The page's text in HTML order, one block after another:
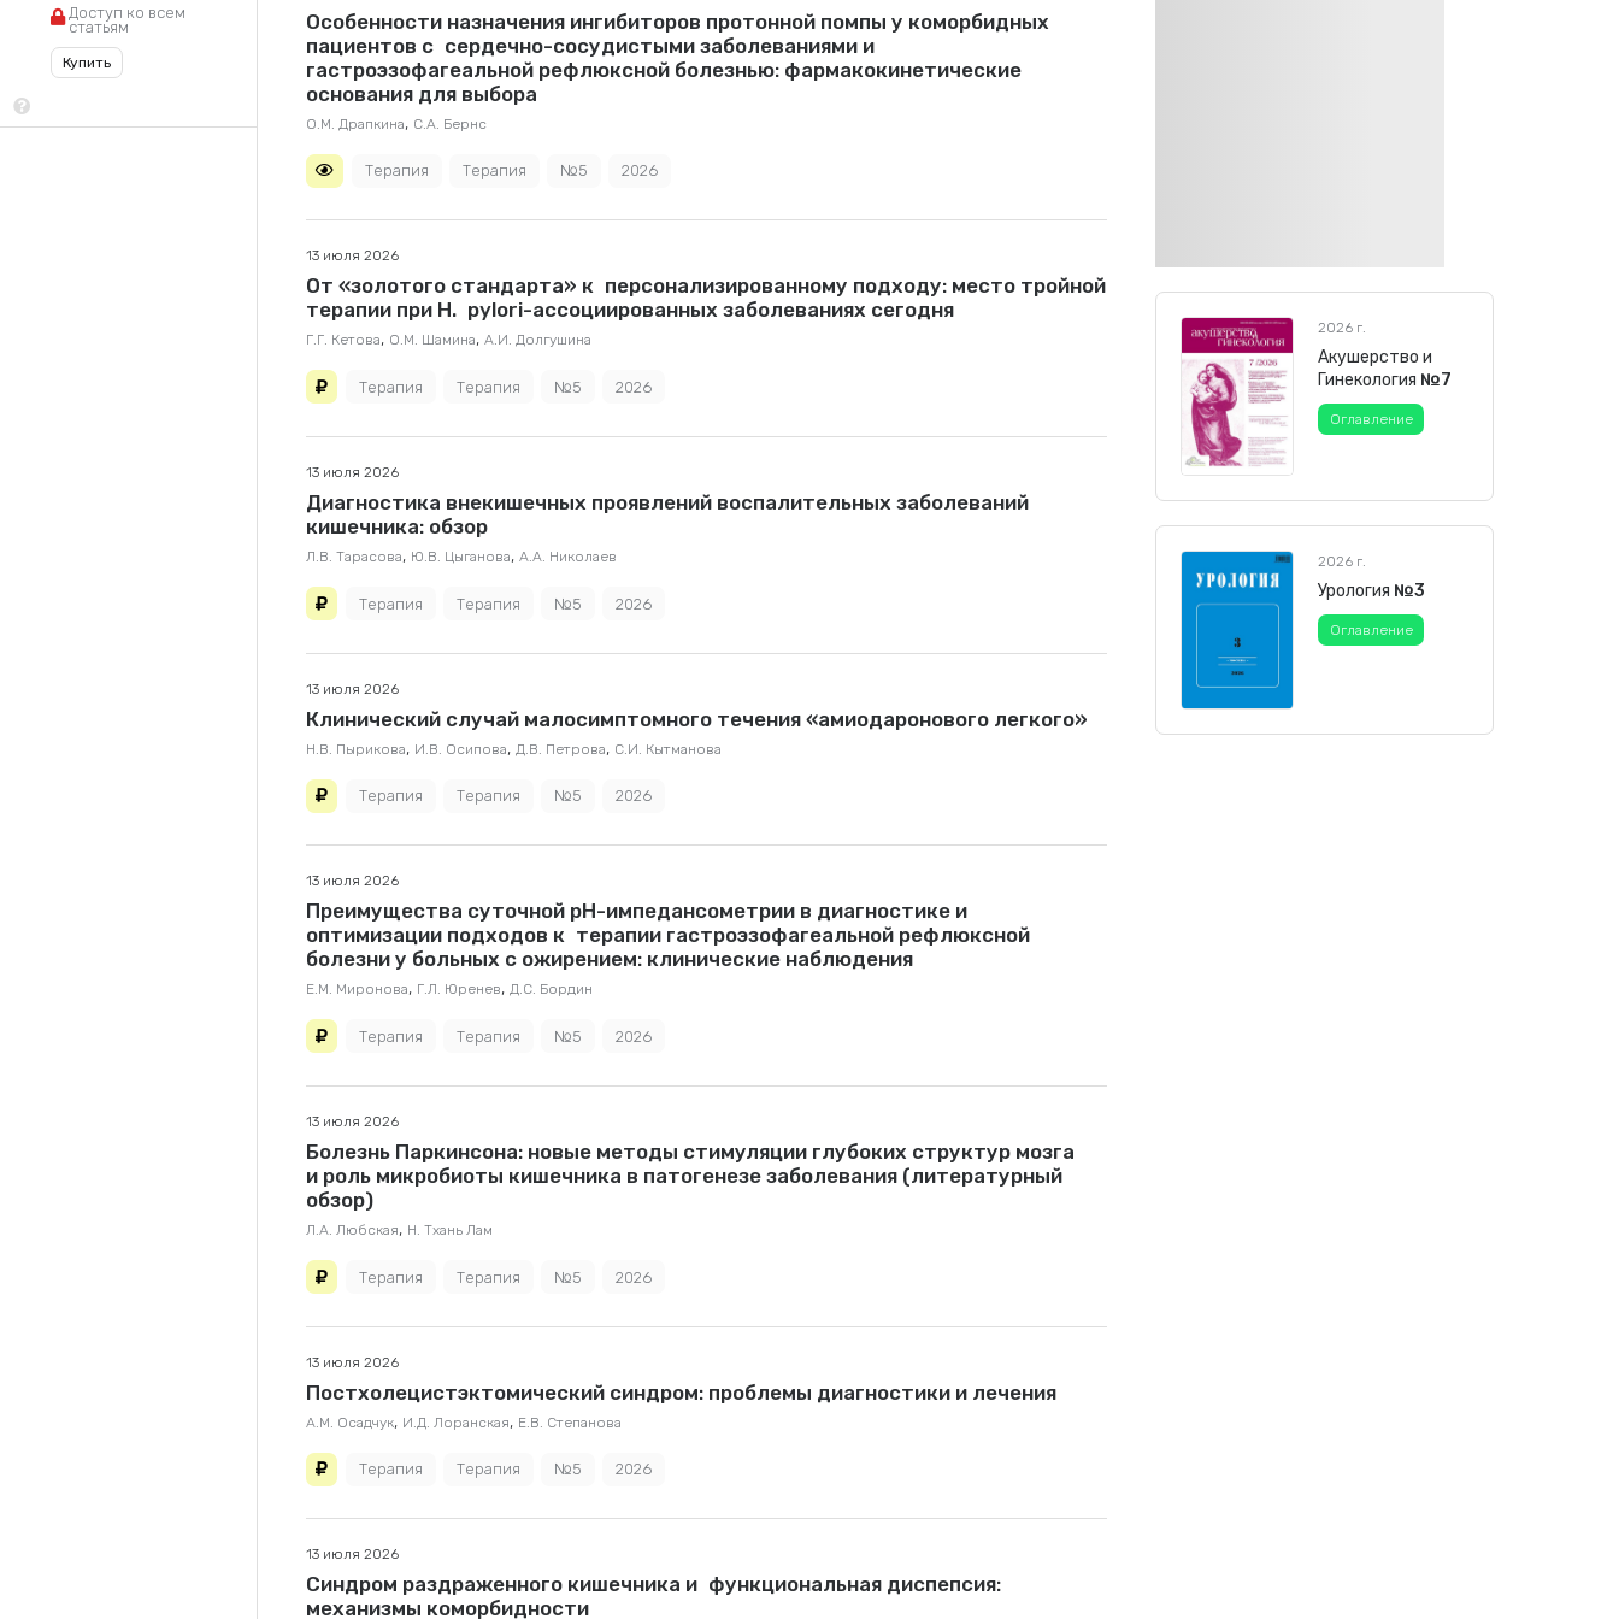
Особенности назначения ингибиторов протонной помпы у коморбидных
пациентов с сердечно-сосудистыми заболеваниями и
гастроэзофагеальной рефлюксной болезнью: фармакокинетические
основания для выбора
О.М. Драпкина, С.А. Бернс
Терапия Терапия №5 2026
13 июля 2026
От «золотого стандарта» к персонализированному подходу: место тройной
терапии при H. pylori-ассоциированных заболеваниях сегодня
Г.Г. Кетова, О.М. Шамина, А.И. Долгушина
Терапия Терапия №5 2026
13 июля 2026
Диагностика внекишечных проявлений воспалительных заболеваний
кишечника: обзор
Л.В. Тарасова, Ю.В. Цыганова, А.А. Николаев
Терапия Терапия №5 2026
13 июля 2026
Клинический случай малосимптомного течения «амиодаронового легкого»
Н.В. Пырикова, И.В. Осипова, Д.В. Петрова, С.И. Кытманова
Терапия Терапия №5 2026
13 июля 2026
Преимущества суточной рН-импедансометрии в диагностике и
оптимизации подходов к терапии гастроэзофагеальной рефлюксной
болезни у больных с ожирением: клинические наблюдения
Е.М. Миронова, Г.Л. Юренев, Д.С. Бордин
Терапия Терапия №5 2026
13 июля 2026
Болезнь Паркинсона: новые методы стимуляции глубоких структур мозга
и роль микробиоты кишечника в патогенезе заболевания (литературный
обзор)
Л.А. Любская, Н. Тхань Лам
Терапия Терапия №5 2026
13 июля 2026
Постхолецистэктомический синдром: проблемы диагностики и лечения
А.М. Осадчук, И.Д. Лоранская, Е.В. Степанова
Терапия Терапия №5 2026
13 июля 2026
Синдром раздраженного кишечника и функциональная диспепсия:
механизмы коморбидности
2026 г.
Акушерство и
Гинекология №7
Оглавление
2026 г.
Урология №3
Оглавление
Доступ ко всем
статьям
Купить